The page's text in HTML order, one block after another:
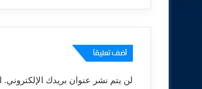
أضف تعليقاً
لن يتم نشر عنوان بريدك الإلكتروني.